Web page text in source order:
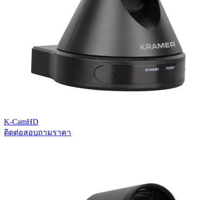
K-CamHD
ติดต่อสอบถามราคา